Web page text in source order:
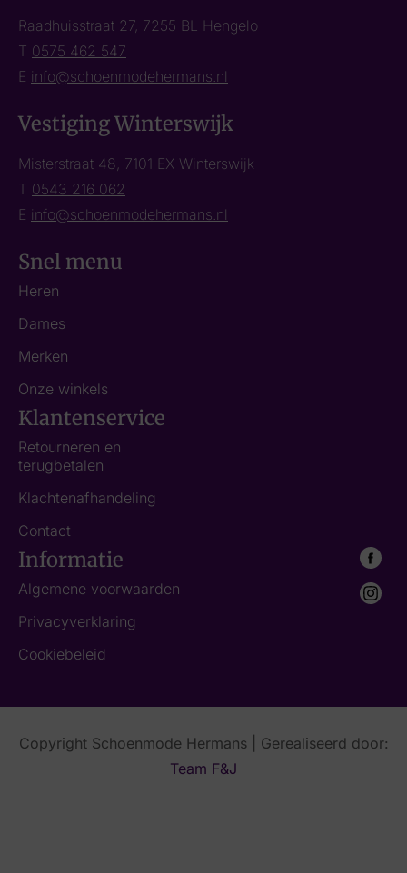
Raadhuisstraat 27, 7255 BL Hengelo
T 0575 462 547
E info@schoenmodehermans.nl
Vestiging Winterswijk
Misterstraat 48, 7101 EX Winterswijk
T 0543 216 062
E info@schoenmodehermans.nl
Snel menu
Heren
Dames
Merken
Onze winkels
Klantenservice
Retourneren en
terugbetalen
Klachtenafhandeling
Contact
Informatie
Algemene voorwaarden
Privacyverklaring
Cookiebeleid
Copyright Schoenmode Hermans | Gerealiseerd door:
Team F&J